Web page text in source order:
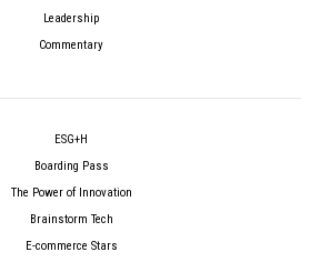
Leadership
Commentary
ESG+H
Boarding Pass
The Power of Innovation
Brainstorm Tech
E-commerce Stars